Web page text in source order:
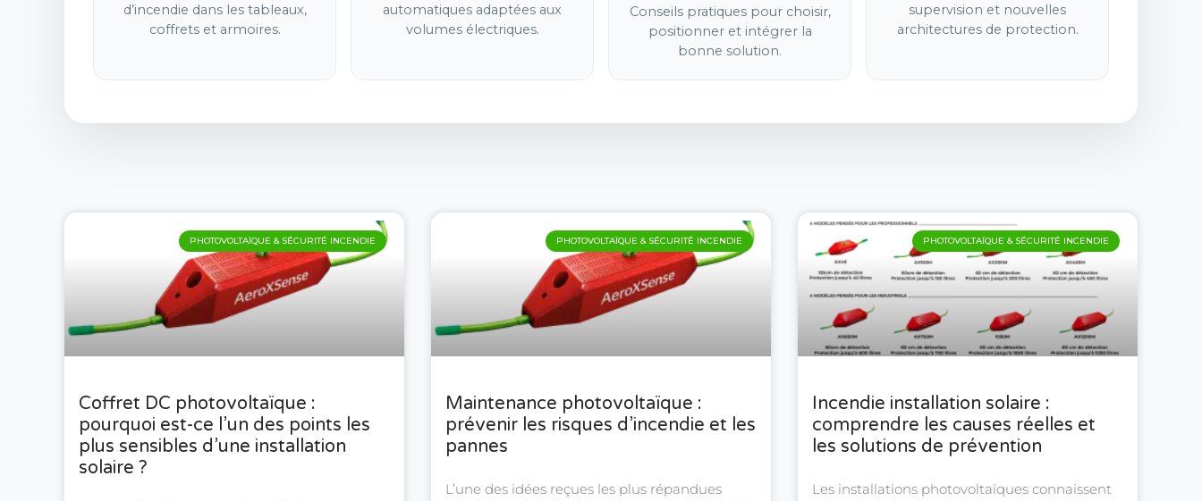
d’incendie dans les tableaux,
coffrets et armoires.
automatiques adaptées aux
volumes électriques.
Conseils pratiques pour choisir,
positionner et intégrer la
bonne solution.
supervision et nouvelles
architectures de protection.
PHOTOVOLTAÏQUE & SÉCURITÉ INCENDIE
Coffret DC photovoltaïque :
pourquoi est-ce l’un des points les
plus sensibles d’une installation
solaire ?
PHOTOVOLTAÏQUE & SÉCURITÉ INCENDIE
Maintenance photovoltaïque :
prévenir les risques d’incendie et les
pannes
L’une des idées reçues les plus répandues
PHOTOVOLTAÏQUE & SÉCURITÉ INCENDIE
Incendie installation solaire :
comprendre les causes réelles et
les solutions de prévention
Les installations photovoltaïques connaissent